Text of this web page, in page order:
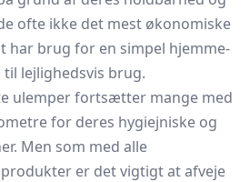
ofte ikke det mest økonomiske
har brug for en simpel hjemme-
lejlighedsvis brug.
ulemper fortsætter mange med
for deres hygiejniske og
Men som med alle
er det vigtigt at afveje